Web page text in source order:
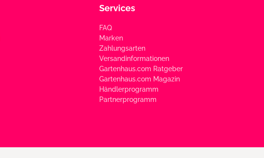
Services
FAQ
Marken
Zahlungsarten
Versandinformationen
Gartenhaus.com Ratgeber
Gartenhaus.com Magazin
Händlerprogramm
Partnerprogramm